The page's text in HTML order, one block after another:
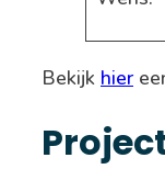
Bekijk hier